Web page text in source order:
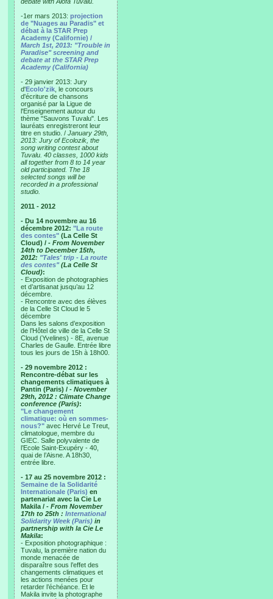
-1er mars 2013: projection
de "Nuages au Paradis" et
débat à la STAR Prep
Academy (Californie) /
March 1st, 2013: "Trouble in
Paradise" screening and
debate at the STAR Prep
Academy (California)
- 29 janvier 2013: Jury
d'Ecolo'zik , le concours
d'écriture de chansons
organisé par la Ligue de
l'Enseignement autour du
thème "Sauvons Tuvalu". Les
lauréats enregistreront leur
titre en studio. / January 29th,
2013: Jury of Ecolozik, the
song writing contest about
Tuvalu. 40 classes, 1000 kids
all together from 8 to 14 year
old participated. The 18
selected songs will be
recorded in a professional
studio.
2011 - 2012
- Du 14 novembre au 16
décembre 2012: "La route
des contes" (La Celle St
Cloud) / - From November
14th to December 15th,
2012: "Tales' trip - La route
des contes"(La Celle St
Cloud):
- Exposition de photographies
et d’artisanat jusqu’au 12
décembre.
- Rencontre avec des élèves
de la Celle St Cloud le 5
décembre
Dans les salons d’exposition
de l’Hôtel de ville de la Celle St
Cloud (Yvelines) - 8E, avenue
Charles de Gaulle. Entrée libre
tous les jours de 15h à 18h00.
- 29 novembre 2012 :
Rencontre-débat sur les
changements climatiques à
Pantin (Paris) / - November
29th, 2012 : Climate Change
conference (Paris):
"Le changement
climatique: où en sommes-
nous?" avec Hervé Le Treut,
climatologue, membre du
GIEC. Salle polyvalente de
l’Ecole Saint-Exupéry - 40,
quai de l’Aisne. A 18h30,
entrée libre.
- 17 au 25 novembre 2012 :
Semaine de la Solidarité
Internationale (Paris) en
partenariat avec la Cie Le
Makila / - From November
17th to 25th : International
Solidarity Week (Paris) in
partnership with la Cie Le
Makila:
- Exposition photographique :
Tuvalu, la première nation du
monde menacée de
disparaître sous l’effet des
changements climatiques et
les actions menées pour
retarder l’échéance. Et le
Makila invite la photographe